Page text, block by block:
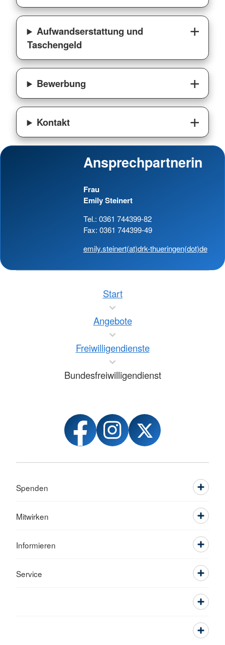
Aufwandserstattung und
Taschengeld
Bewerbung
Kontakt
Ansprechpartnerin
Frau
Emily Steinert
Tel.: 0361 744399-82
Fax: 0361 744399-49
emily.steinert(at)drk-thueringen(dot)de
Start
Angebote
Freiwilligendienste
Bundesfreiwilligendienst
Spenden
Mitwirken
Informieren
Service